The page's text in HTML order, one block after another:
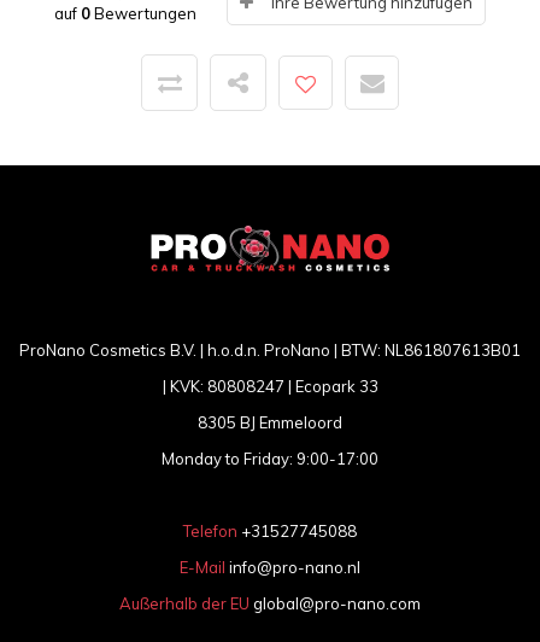
auf 0Bewertungen
ProNano Cosmetics B.V. | h.o.d.n. ProNano | BTW: NL861807613B01
| KVK: 80808247 | Ecopark 33
8305 BJ Emmeloord
Monday to Friday: 9:00-17:00
Telefon +31527745088
E-Mail info@pro-nano.nl
Außerhalb der EU global@pro-nano.com